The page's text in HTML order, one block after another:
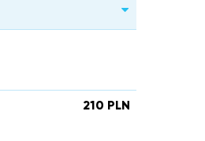
210 PLN